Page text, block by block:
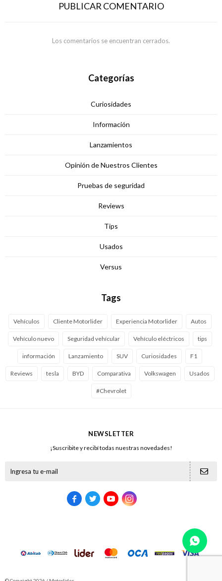
PUBLICAR COMENTARIO
Los comentarios se encuentran cerrados.
Categorías
Curiosidades
Información
Lanzamientos
Opinión de Nuestros Clientes
Pruebas de seguridad
Reviews
Tips
Usados
Versus
Tags
Vehículos Cliente Motorlider Experiencia Motorlider Autos
Vehículo nuevo Seguridad vehícular Vehículo eléctricos tips
información Lanzamiento SUV Curiosidades F1
Reviews tesla BYD Comparativa Volkswagen Usados
#Chevrolet
NEWSLETTER
¡Suscribite y recibí todas nuestras novedades!
   